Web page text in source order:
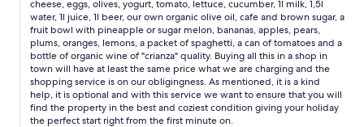
cheese, eggs, olives, yogurt, tomato, lettuce, cucumber, 1l milk, 1,5l
water, 1l juice, 1l beer, our own organic olive oil, cafe and brown sugar, a
fruit bowl with pineapple or sugar melon, bananas, apples, pears,
plums, oranges, lemons, a packet of spaghetti, a can of tomatoes and a
bottle of organic wine of "crianza" quality. Buying all this in a shop in
town will have at least the same price what we are charging and the
shopping service is on our obligingness. As mentioned, it is a kind
help, it is optional and with this service we want to ensure that you will
find the property in the best and coziest condition giving your holiday
the perfect start right from the first minute on.